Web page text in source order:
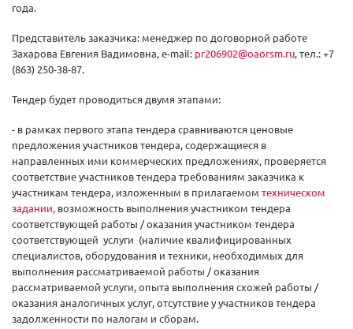
года.
Представитель заказчика: менеджер по договорной работе
Захарова Евгения Вадимовна, e-mail: pr206902@oaorsm.ru, тел.: +7
(863) 250-38-87.
Тендер будет проводиться двумя этапами:
- в рамках первого этапа тендера сравниваются ценовые
предложения участников тендера, содержащиеся в
направленных ими коммерческих предложениях, проверяется
соответствие участников тендера требованиям заказчика к
участникам тендера, изложенным в прилагаемом техническом
задании, возможность выполнения участником тендера
соответствующей работы / оказания участником тендера
соответствующей услуги (наличие квалифицированных
специалистов, оборудования и техники, необходимых для
выполнения рассматриваемой работы / оказания
рассматриваемой услуги, опыта выполнения схожей работы /
оказания аналогичных услуг, отсутствие у участников тендера
задолженности по налогам и сборам.